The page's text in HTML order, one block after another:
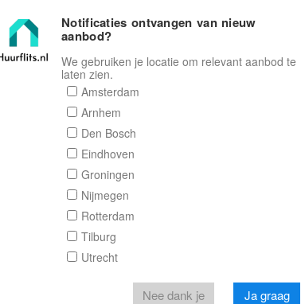
Home Zoeken
Huurflits
of makelaar van de woning.
Notificaties ontvangen van nieuw
aanbod?
We gebruiken je locatie om relevant aanbod te
laten zien.
Amsterdam
Arnhem
Den Bosch
Eindhoven
Groningen
Nijmegen
Rotterdam
Tilburg
Utrecht
Nee dank je Ja graag